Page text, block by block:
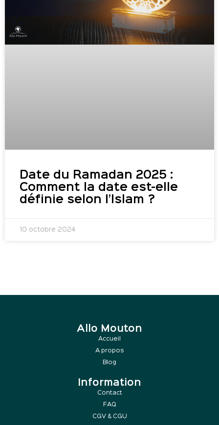
Date du Ramadan 2025 :
Comment la date est-elle
définie selon l’Islam ?
10 octobre 2024
Allo Mouton
Accueil
A propos
Blog
Information
Contact
FAQ
CGV & CGU